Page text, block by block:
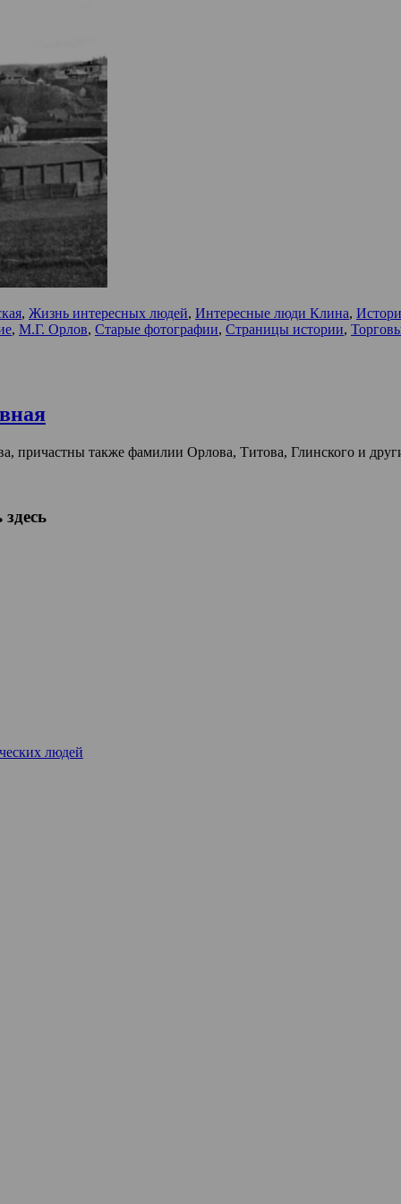
, Жизнь интересных людей, Интересные люди Клина,
, М.Г. Орлов, Старые фотографии, Страницы истории,
причастны также фамилии Орлова, Титова, Глинского и
людей